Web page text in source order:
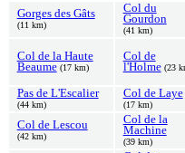
Gorges des Gâts
(11 km)
Col du
Gourdon
(41 km)
Col de la Haute
Beaume (17 km)
Col de
l'Holme (23
Pas de L'Escalier
(44 km)
Col de Laye
(17 km)
Col de Lescou
(42 km)
Col de la
Machine
(39 km)